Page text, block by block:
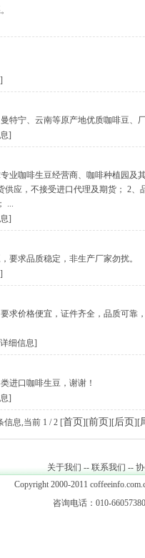
]
特宁、云南等原产地优质咖啡豆、
]
业咖啡生豆经营商、咖啡种植园及
应，不接受进口代理及期货； 2、
...
]
要求品质稳定，非生产厂家勿扰。
]
求价格便宜，证件齐全，品质可靠
详细信息]
进口咖啡生豆，谢谢！
]
信息,当前 1 / 2 [首页][前页][后页][
关于我们 -- 联系我们 --
Copyright 2000-2011
咨询电话：010-